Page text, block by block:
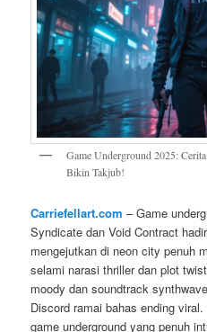
Game Underground 2025:
Bikin Takjub!
Carriefellart.com – Game
Syndicate dan Void Contract
mengejutkan di neon city penuh
selami narasi thriller dan plot
moody dan soundtrack
Discord ramai bahas ending
game underground yang penuh